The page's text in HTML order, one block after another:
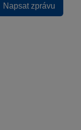
Napsat zprávu